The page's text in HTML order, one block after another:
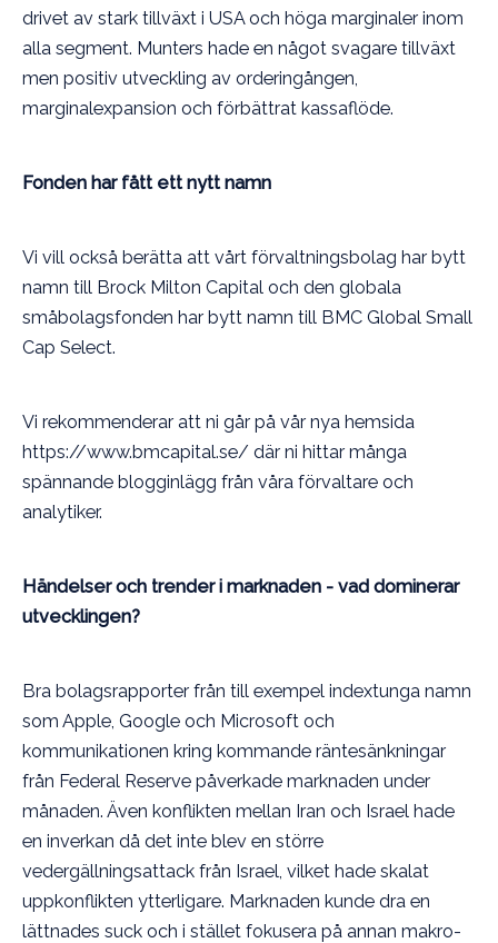
drivet av stark tillväxt i USA och höga marginaler inom
alla segment. Munters hade en något svagare tillväxt
men positiv utveckling av orderingången,
marginalexpansion och förbättrat kassaflöde.
Fonden har fått ett nytt namn
Vi vill också berätta att vårt förvaltningsbolag har bytt
namn till Brock Milton Capital och den globala
småbolagsfonden har bytt namn till BMC Global Small
Cap Select.
Vi rekommenderar att ni går på vår nya hemsida
https://www.bmcapital.se/ där ni hittar många
spännande blogginlägg från våra förvaltare och
analytiker.
Händelser och trender i marknaden - vad dominerar
utvecklingen?
Bra bolagsrapporter från till exempel indextunga namn
som Apple, Google och Microsoft och
kommunikationen kring kommande räntesänkningar
från Federal Reserve påverkade marknaden under
månaden. Även konflikten mellan Iran och Israel hade
en inverkan då det inte blev en större
vedergällningsattack från Israel, vilket hade skalat
uppkonflikten ytterligare. Marknaden kunde dra en
lättnades suck och i stället fokusera på annan makro-